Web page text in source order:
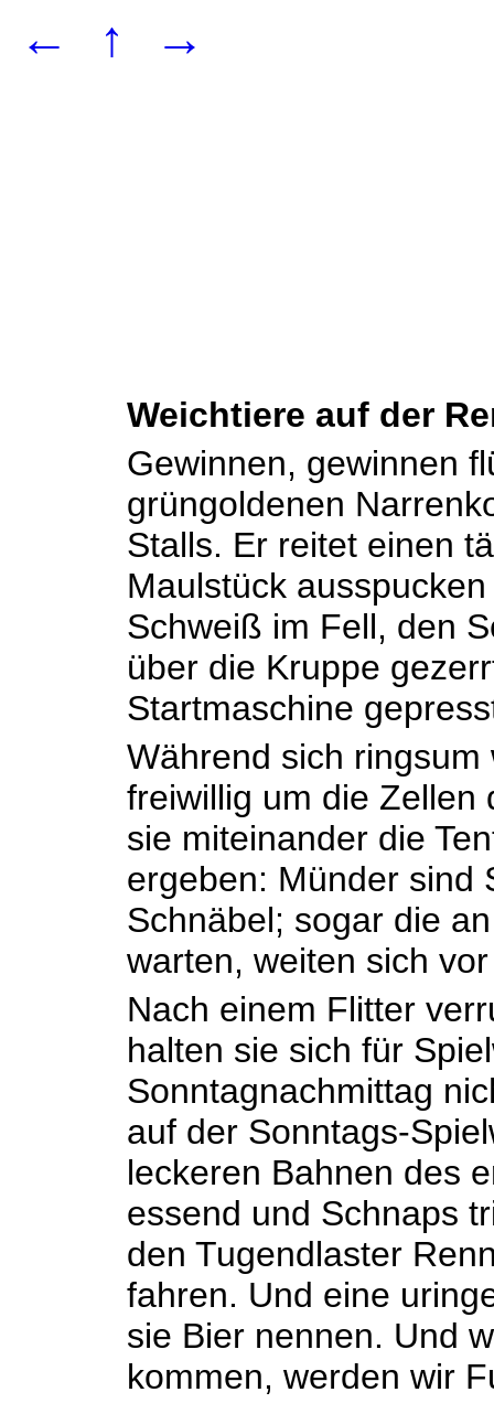
← ↑ →
Weichtiere auf der
Gewinnen, gewinnen
grüngoldenen
Stalls. Er reitet einen
Maulstück
Schweiß im Fell, den
über die Kruppe
Startmaschine
Während sich
freiwillig um die Zellen
sie miteinander die
ergeben: Münder sind
Schnäbel; sogar die
warten, weiten sich
Nach einem Flitter
halten sie sich für
Sonntagnachmittag
auf der Sonntags-
leckeren Bahnen des
essend und Schnaps
den Tugendlaster
fahren. Und eine
sie Bier nennen. Und
kommen, werden wir